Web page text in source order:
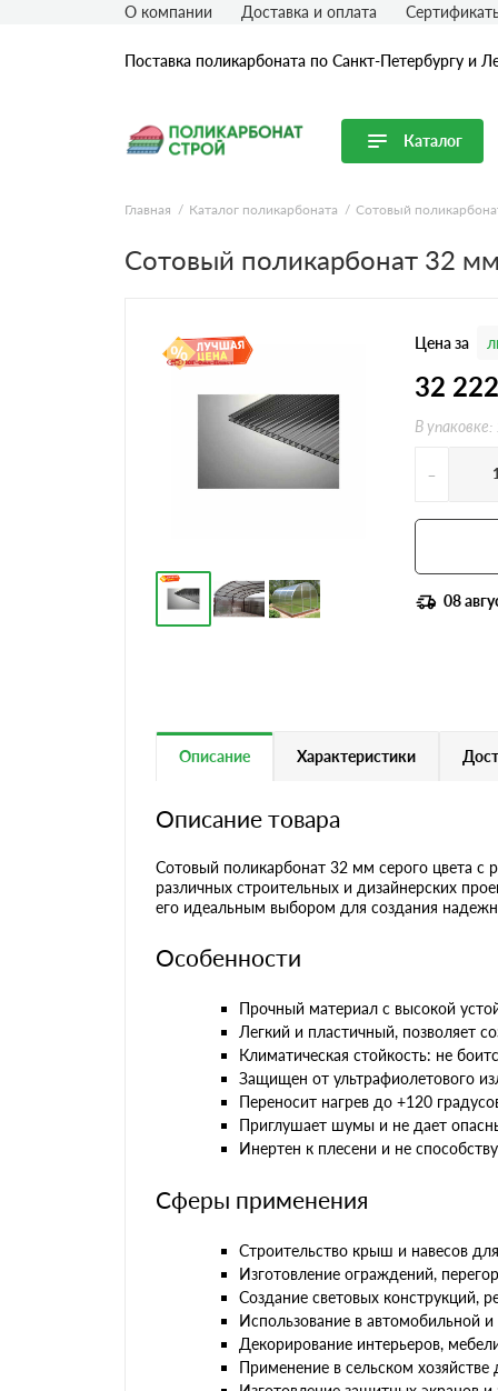
Поставка поликарбоната по Санкт-Петербургу и
Каталог
Перейти в каталог
Продуктовые линейки
Профилированный поликарбонат
Комплектующие для поликарбоната
О компании Доставка и оплата
Главная Каталог поликарбоната Сотовый
Сотовый поликарбонат 32
Цена за
32
В
-
08
Описание Характеристики
Описание товара
Сотовый поликарбонат 32 мм серого цвета с
различных строительных и дизайнерских
его идеальным выбором для создания
Особенности
Прочный материал с высокой
Легкий и пластичный, позволяет
Климатическая стойкость: не
Защищен от ультрафиолетового
Переносит нагрев до +120
Приглушает шумы и не дает
Инертен к плесени и не
Сферы применения
Строительство крыш и навесов
Изготовление ограждений,
Создание световых конструкций,
Использование в автомобильной
Декорирование интерьеров,
Применение в сельском